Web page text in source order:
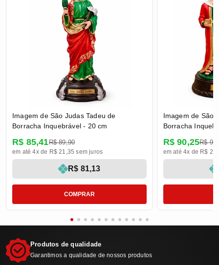
Imagem de São Judas Tadeu de
Borracha Inquebrável - 20 cm
R$ 85,41R$ 89,90
R$ 81,13
em até 4x de R$ 21,35 sem juros
COMPRAR
Imagem de São
Borracha
R$ 90,25R$
em até 4x de R$
Produtos de qualidade
Garantimos a qualidade de nossos produtos